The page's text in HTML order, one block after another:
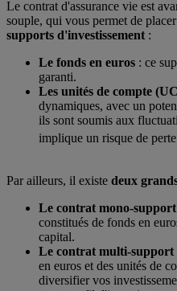
Le contrat d'assurance vie est
souple, qui vous permet de
supports d'investissement :
Le fonds en euros : ce
garanti.
Les unités de compte
dynamiques, avec un
ils sont soumis aux
implique un risque de
Par ailleurs, il existe deux
Le contrat mono-support
constitués de fonds en
capital.
Le contrat multi-support
en euros et des unités de
diversifier vos